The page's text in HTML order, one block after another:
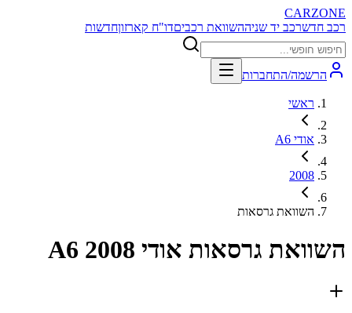
CARZONE
רכב חדשרכב יד שניההשוואת רכביםדו"ח קארזוןחדשות
הרשמה/התחברות
ראשי
אודי A6
2008
השוואת גרסאות
השוואת גרסאות אודי A6 2008